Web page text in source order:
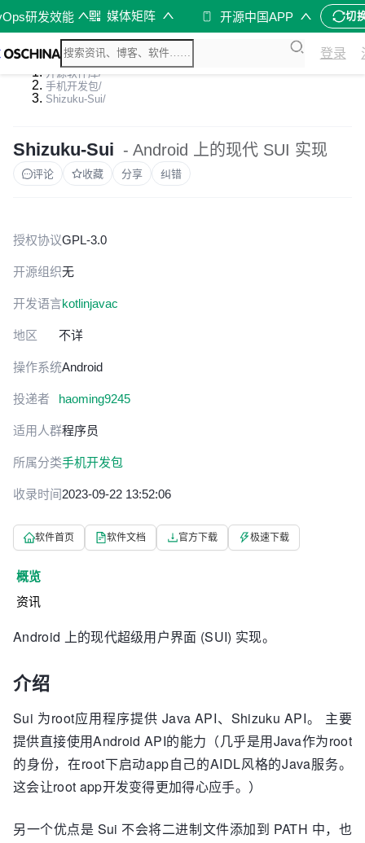
研发效能 媒体矩阵 开源中国APP 切
登录
开源软件库/
手机开发包/
Shizuku-Sui/
Shizuku-Sui - Android 上的现代 SUI 实现
评论 收藏 分享 纠错
授权协议GPL-3.0
开源组织无
开发语言kotlinjavac
地区 不详
操作系统Android
投递者 haoming9245
适用人群程序员
所属分类手机开发包
收录时间2023-09-22 13:52:06
软件首页 软件文档 官方下载 极速下载
概览
资讯
Android 上的现代超级用户界面 (SUI) 实现。
介绍
Sui 为root应用程序提供 Java API、Shizuku API。 主要
提供直接使用Android API的能力（几乎是用Java作为root
的身份，在root下启动app自己的AIDL风格的Java服务。
这会让root app开发变得更加得心应手。）
另一个优点是 Sui 不会将二进制文件添加到 PATH 中，也